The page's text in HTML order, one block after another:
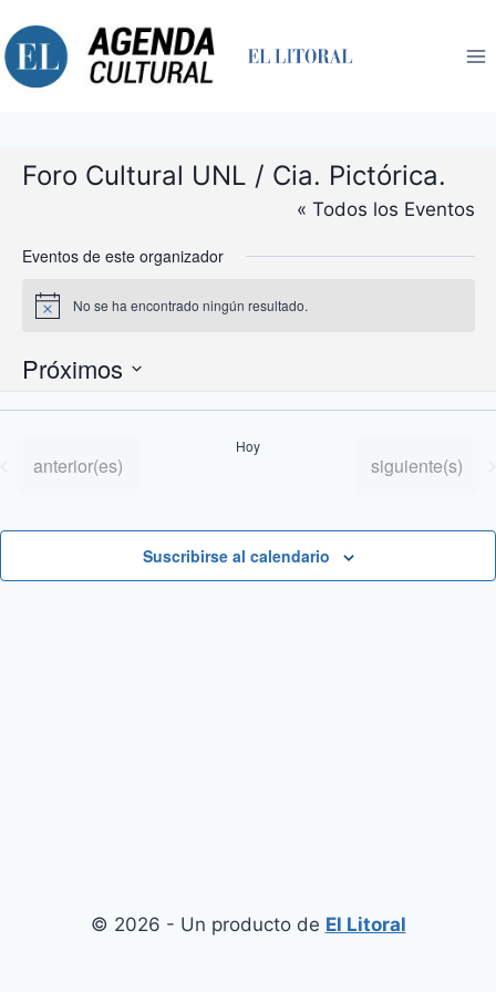
al
contenido
Foro Cultural UNL / Cia. Pictórica.
« Todos los Eventos
Eventos de este organizador
Aviso No se ha encontrado ningún resultado.
Próximos
fecha.
Eventos
anterior(es)
Hoy
Eventos
siguiente(s)
Suscribirse al calendario
© 2026 - Un producto de El Litoral